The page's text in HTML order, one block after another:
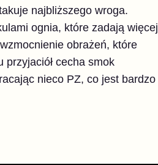
najbliższego wroga.
ognia, które zadają więcej
obrażeń, które
przyjaciół cecha smok
nieco PZ, co jest bardzo